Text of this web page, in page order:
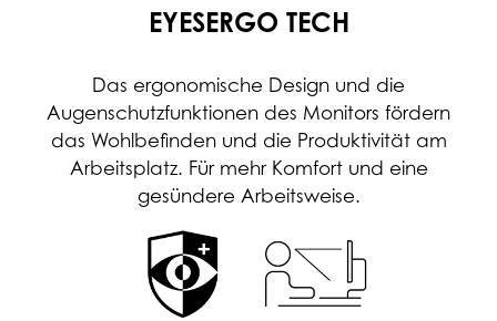
EYESERGO TECH
Das ergonomische Design und die
Augenschutzfunktionen des Monitors fördern
das Wohlbefinden und die Produktivität am
Arbeitsplatz. Für mehr Komfort und eine
gesündere Arbeitsweise.